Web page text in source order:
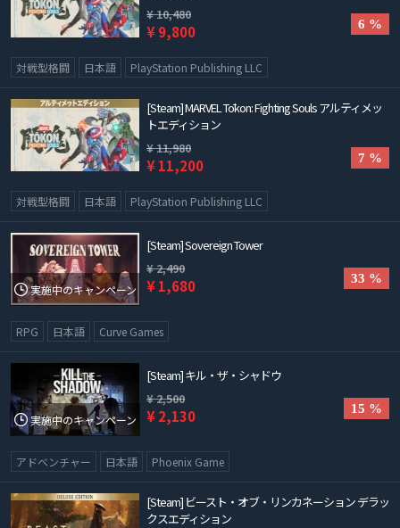
¥ 10,480
¥ 9,800 6 %
対戦型格闘 日本語 PlayStation Publishing LLC
[Steam] MARVEL Tōkon: Fighting Souls アルティメッ
トエディション
¥ 11,980
¥ 11,200 7 %
対戦型格闘 日本語 PlayStation Publishing LLC
実施中のキャンペーン
[Steam] Sovereign Tower
¥ 2,490
¥ 1,680 33 %
RPG 日本語 Curve Games
実施中のキャンペーン
[Steam] キル・ザ・シャドウ
¥ 2,500
¥ 2,130 15 %
アドベンチャー 日本語 Phoenix Game
[Steam] ビースト・オブ・リンカネーション デラッ
クスエディション